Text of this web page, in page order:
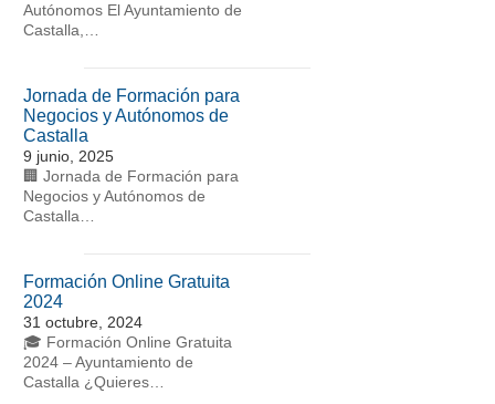
Autónomos El Ayuntamiento de
Castalla,…
Jornada de Formación para
Negocios y Autónomos de
Castalla
9 junio, 2025
🏢 Jornada de Formación para
Negocios y Autónomos de
Castalla…
Formación Online Gratuita
2024
31 octubre, 2024
🎓 Formación Online Gratuita
2024 – Ayuntamiento de
Castalla ¿Quieres…